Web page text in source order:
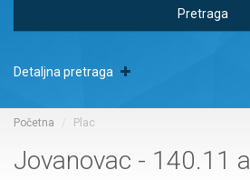
Pretraga
Detaljna pretraga
Početna Plac
Jovanovac - 140.11 a